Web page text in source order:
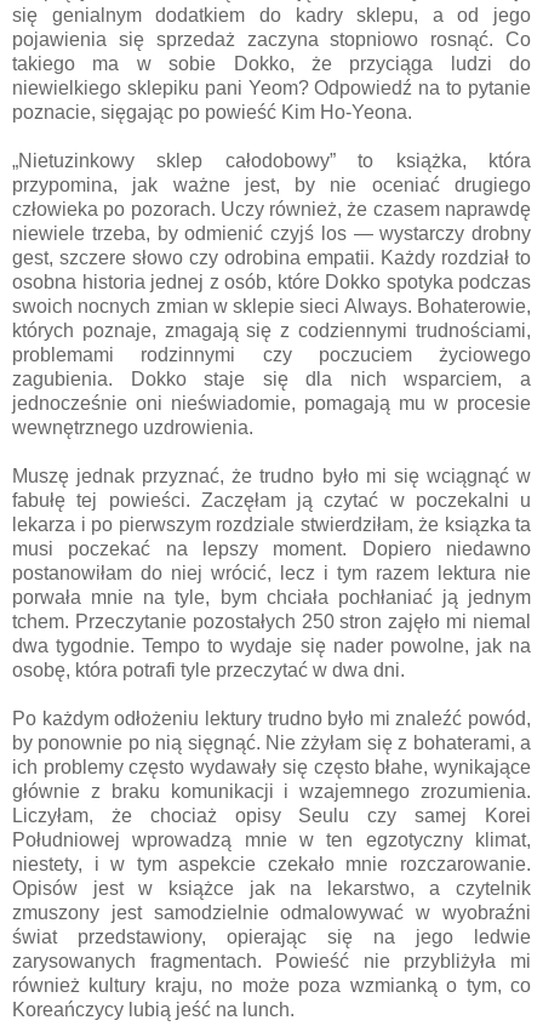
się genialnym dodatkiem do kadry sklepu, a od jego
pojawienia się sprzedaż zaczyna stopniowo rosnąć. Co
takiego ma w sobie Dokko, że przyciąga ludzi do
niewielkiego sklepiku pani Yeom?Odpowiedź na to pytanie
poznacie, sięgając po powieść Kim Ho-Yeona.
„Nietuzinkowy sklep całodobowy” to książka, która
przypomina, jak ważne jest, by nie oceniać drugiego
człowieka po pozorach. Uczy również, że czasem naprawdę
niewiele trzeba, by odmienić czyjś los — wystarczy drobny
gest, szczere słowo czy odrobina empatii. Każdy rozdział to
osobna historia jednej z osób, które Dokko spotyka podczas
swoich nocnych zmian w sklepie sieci Always. Bohaterowie,
których poznaje, zmagają się z codziennymi trudnościami,
problemami rodzinnymi czy poczuciem życiowego
zagubienia. Dokko staje się dla nich wsparciem, a
jednocześnie oni nieświadomie, pomagają mu w procesie
wewnętrznego uzdrowienia.
Muszę jednak przyznać, że trudno było mi się wciągnąć w
fabułę tej powieści. Zaczęłam ją czytać w poczekalni u
lekarza i po pierwszym rozdziale stwierdziłam, że ksiązka ta
musi poczekać na lepszy moment. Dopiero niedawno
postanowiłam do niej wrócić, lecz i tym razem lektura nie
porwała mnie na tyle, bym chciała pochłaniać ją jednym
tchem. Przeczytanie pozostałych 250 stron zajęło mi niemal
dwa tygodnie. Tempo to wydaje się nader powolne, jak na
osobę, która potrafi tyle przeczytać w dwa dni.
Po każdym odłożeniu lektury trudno było mi znaleźć powód,
by ponownie po nią sięgnąć. Nie zżyłam się z bohaterami, a
ich problemy często wydawały się często błahe, wynikające
głównie z braku komunikacji i wzajemnego zrozumienia.
Liczyłam, że chociaż opisy Seulu czy samej Korei
Południowej wprowadzą mnie w ten egzotyczny klimat,
niestety, i w tym aspekcie czekało mnie rozczarowanie.
Opisów jest w książce jak na lekarstwo, a czytelnik
zmuszony jest samodzielnie odmalowywać w wyobraźni
świat przedstawiony, opierając się na jego ledwie
zarysowanych fragmentach. Powieść nie przybliżyła mi
również kultury kraju, no może poza wzmianką o tym, co
Koreańczycy lubią jeść na lunch.